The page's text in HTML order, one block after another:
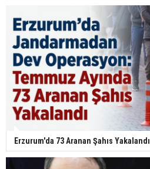
Erzurum'da 73 Aranan Şahıs Yakalandı